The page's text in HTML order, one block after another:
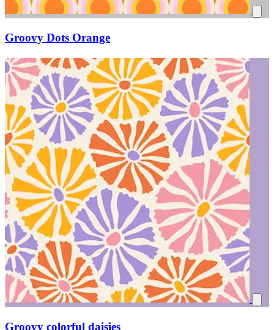
Groovy Dots Orange
Groovy colorful daisies